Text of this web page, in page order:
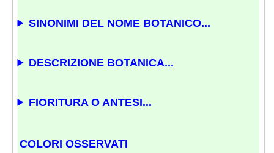
SINONIMI DEL NOME BOTANICO...
DESCRIZIONE BOTANICA...
FIORITURA O ANTESI...
COLORI OSSERVATI